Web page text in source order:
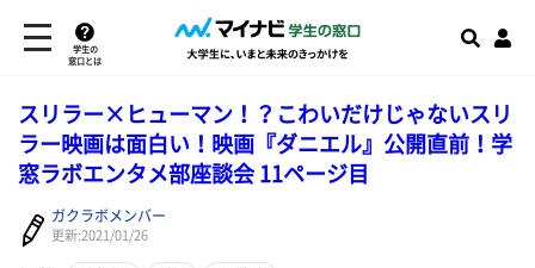
学生の
窓口とは
スリラー×ヒューマン！？こわいだけじゃないスリ
ラー映画は面白い！映画『ダニエル』公開直前！学
窓ラボエンタメ部座談会 11ページ目
ガクラボメンバー
更新:2021/01/26